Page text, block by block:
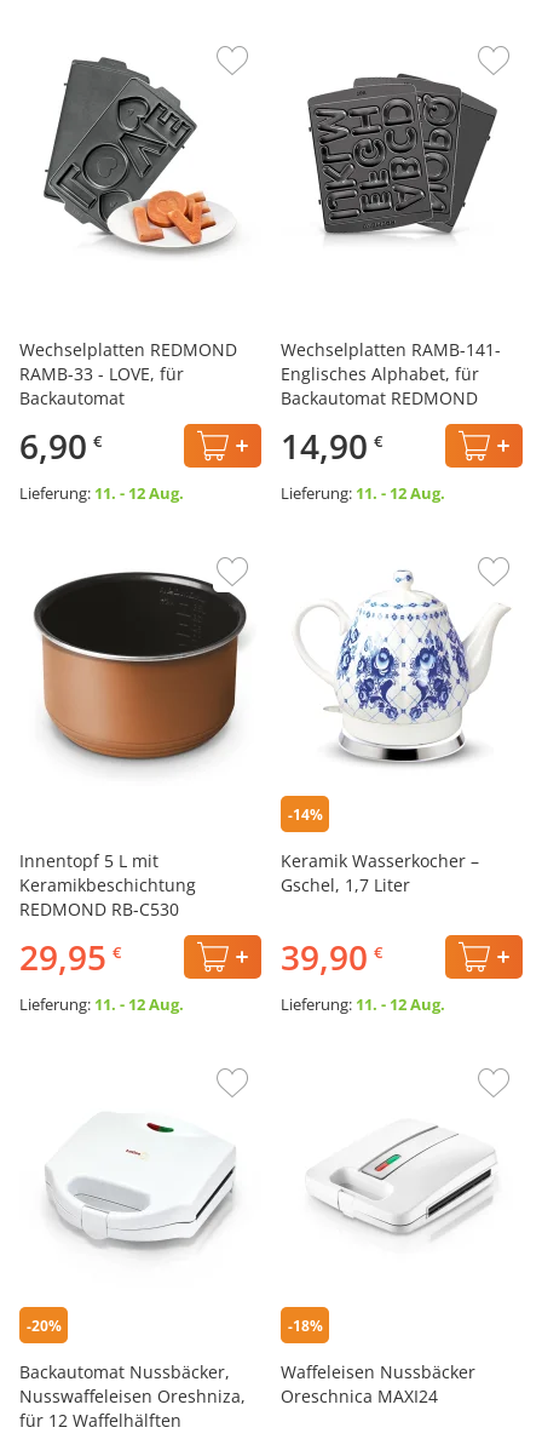
Wechselplatten REDMOND
RAMB-33 - LOVE, für
Backautomat
6,90 €
Lieferung: 11. - 12 Aug.
Wechselplatten RAMB-141-
Englisches Alphabet, für
Backautomat REDMOND
14,90 €
Lieferung: 11. - 12 Aug.
Innentopf 5 L mit
Keramikbeschichtung
REDMOND RB-C530
29,95 €
Lieferung: 11. - 12 Aug.
-14%
Keramik Wasserkocher –
Gschel, 1,7 Liter
39,90 €
Lieferung: 11. - 12 Aug.
-20%
Backautomat Nussbäcker,
Nusswaffeleisen Oreshniza,
für 12 Waffelhälften
-18%
Waffeleisen Nussbäcker
Oreschnica MAXI24